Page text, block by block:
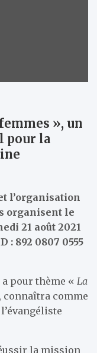
», un
pour la
l’organisation
organisent le
21 août 2021
: 892 0807 0555
pour thème « La
, connaîtra comme
la mission